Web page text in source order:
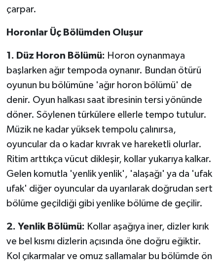
çarpar.
Horonlar Üç Bölümden Oluşur
1. Düz Horon Bölümü: Horon oynanmaya
başlarken ağır tempoda oynanır. Bundan ötürü
oyunun bu bölümüne 'ağır horon bölümü' de
denir. Oyun halkası saat ibresinin tersi yönünde
döner. Söylenen türkülere ellerle tempo tutulur.
Müzik ne kadar yüksek tempolu çalınırsa,
oyuncular da o kadar kıvrak ve hareketli olurlar.
Ritim arttıkça vücut dikleşir, kollar yukarıya kalkar.
Gelen komutla 'yenlik yenlik', 'alaşağı' ya da 'ufak
ufak' diğer oyuncular da uyarılarak doğrudan sert
bölüme geçildiği gibi yenlike bölüme de geçilir.
2. Yenlik Bölümü: Kollar aşağıya iner, dizler kırık
ve bel kısmı dizlerin açısında öne doğru eğiktir.
Kol çıkarmalar ve omuz sallamalar bu bölümde ön